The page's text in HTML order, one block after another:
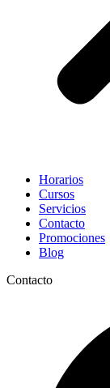
Horarios
Cursos
Servicios
Contacto
Promociones
Blog
Contacto